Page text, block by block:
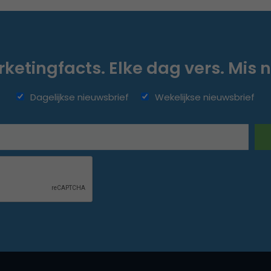
Elke dag vers. Mis
Dagelijkse nieuwsbrief Wekelijkse nieuwsbrief